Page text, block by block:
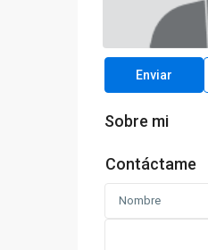
Enviar
Sobre mi
Contáctame